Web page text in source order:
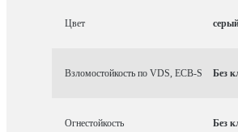
Цвет
Взломостойкость по VDS, ECB-S Без
Огнестойкость Без